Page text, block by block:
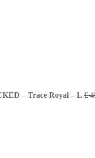
– Trace Royal – L £